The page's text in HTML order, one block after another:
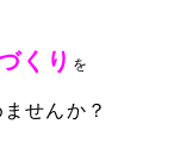
くり を
せんか？